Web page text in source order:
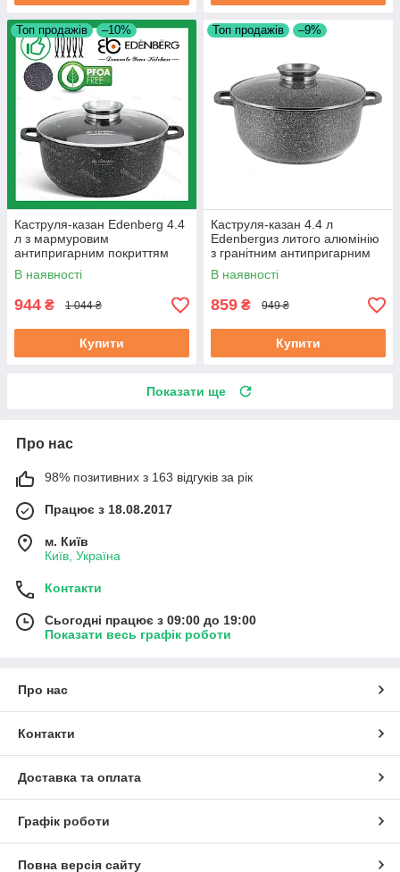
Топ продажів –10%
Каструля-казан Edenberg 4.4
л з мармуровим
антипригарним покриттям
литий алюміній 24 см (EB-
8118)
В наявності
944 ₴ 1 044 ₴
Купити
Топ продажів –9%
Каструля-казан 4.4 л
Edenbergиз литого алюмінію
з гранітним антипригарним
покриттям (EB-3978)
В наявності
859 ₴ 949 ₴
Купити
Показати ще
Про нас
98% позитивних з 163 відгуків за рік
Працює з 18.08.2017
м. Київ
Київ, Україна
Контакти
Сьогодні працює з 09:00 до 19:00
Показати весь графік роботи
Про нас
Контакти
Доставка та оплата
Графік роботи
Повна версія сайту